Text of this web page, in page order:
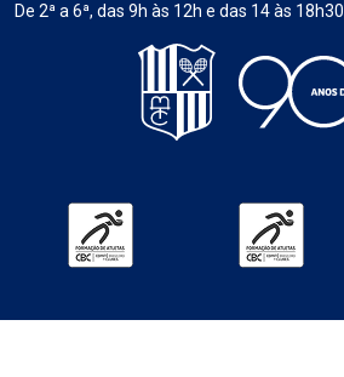
De 2ª a 6ª, das 9h às 12h e das 14 às 18h30